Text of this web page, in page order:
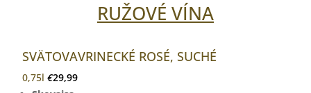
RUŽOVÉ VÍNA
SVÄTOVAVRINECKÉ ROSÉ, SUCHÉ
0,75l €29,99